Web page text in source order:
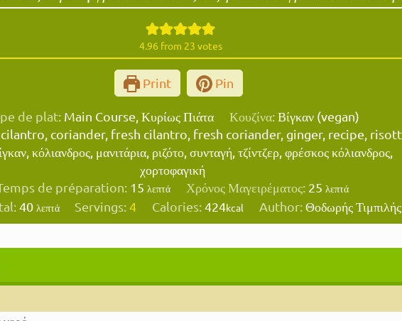
4.96 from 23 votes
Print Pin
de plat: Main Course, Κυρίως Πιάτα Κουζίνα:Βίγκαν (vegan)
cilantro, coriander, fresh cilantro, fresh coriander, ginger, recipe,
κόλιανδρος, μανιτάρια, ριζότο, συνταγή, τζίντζερ, φρέσκος κόλιανδρος,
χορτοφαγική
de préparation: 15 λεπτά
λεπτά Χρόνος Μαγειρέματος: 25 λεπτά
λεπτά
40λεπτά
λεπτά Servings:4 Calories:424kcal Author:Θοδωρής Τιμπιλής